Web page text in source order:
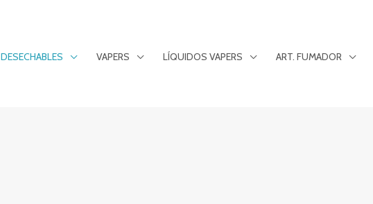
DESECHABLES VAPERS LÍQUIDOS VAPERS ART. FUMADOR